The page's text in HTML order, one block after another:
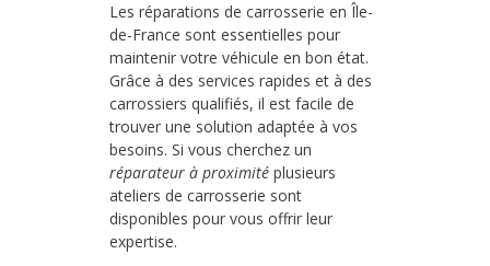
Les réparations de carrosserie en Île-
de-France sont essentielles pour
maintenir votre véhicule en bon état.
Grâce à des services rapides et à des
carrossiers qualifiés, il est facile de
trouver une solution adaptée à vos
besoins. Si vous cherchez un
réparateur à proximité plusieurs
ateliers de carrosserie sont
disponibles pour vous offrir leur
expertise.